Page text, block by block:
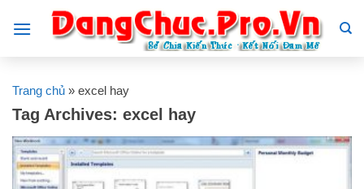
Trang chủ » excel hay
Tag Archives: excel hay